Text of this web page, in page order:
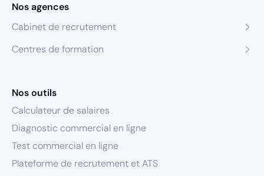
Nos agences
Cabinet de recrutement
Centres de formation
Nos outils
Calculateur de salaires
Diagnostic commercial en ligne
Test commercial en ligne
Plateforme de recrutement et ATS